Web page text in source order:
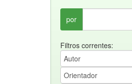
por
Filtros correntes: